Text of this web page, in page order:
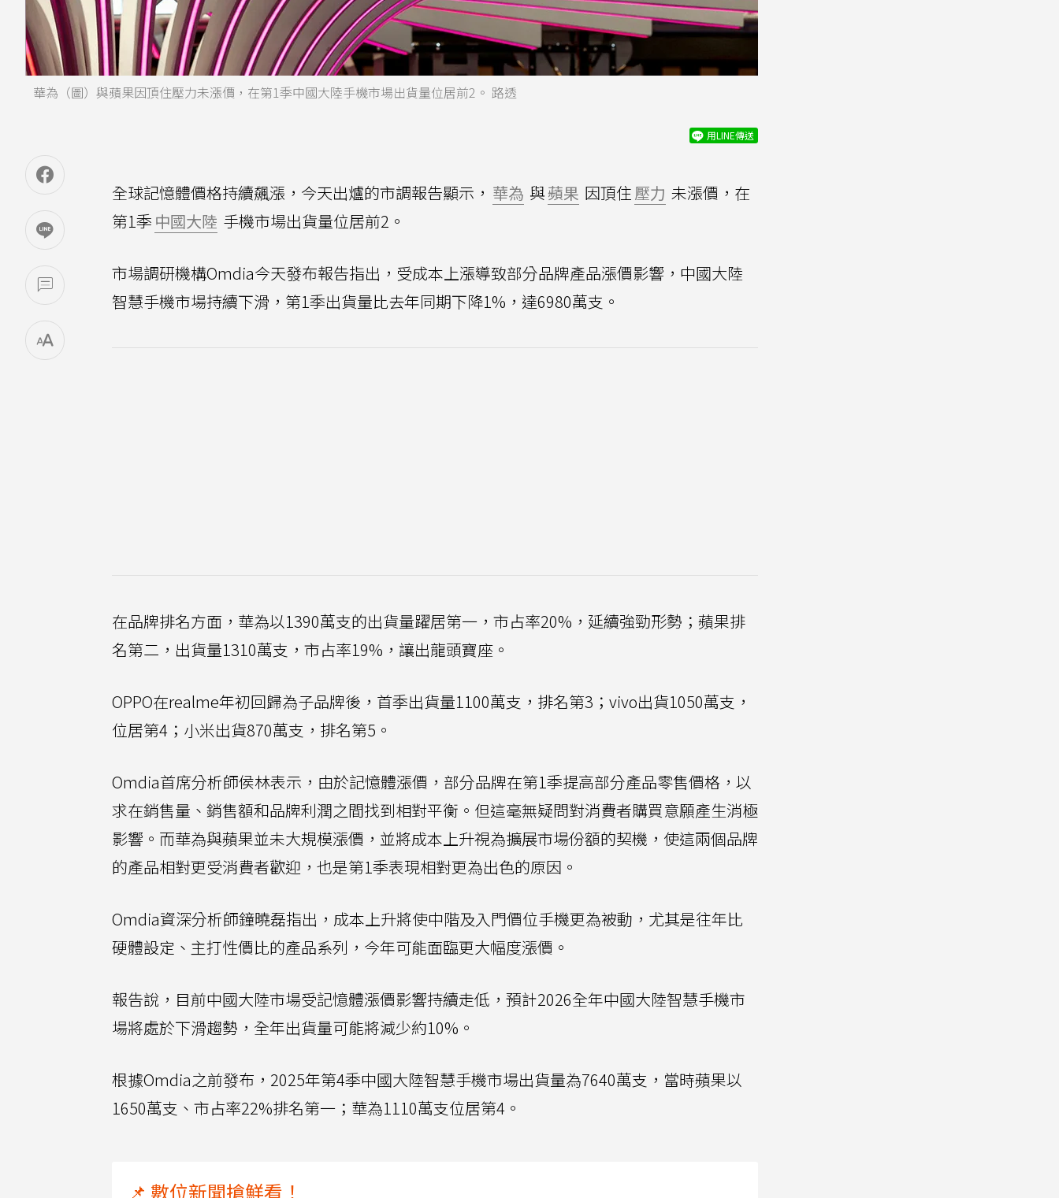
華為（圖）與蘋果因頂住壓力未漲價，在第1季中國大陸手機市場出貨量位居前2。 路透
用LINE傳送
全球記憶體價格持續飆漲，今天出爐的市調報告顯示， 華為 與蘋果 因頂住壓力 未漲價，在
第1季 中國大陸 手機市場出貨量位居前2。
市場調研機構Omdia今天發布報告指出，受成本上漲導致部分品牌產品漲價影響，中國大陸
智慧手機市場持續下滑，第1季出貨量比去年同期下降1%，達6980萬支。
在品牌排名方面，華為以1390萬支的出貨量躍居第一，市占率20%，延續強勁形勢；蘋果排
名第二，出貨量1310萬支，市占率19%，讓出龍頭寶座。
OPPO在realme年初回歸為子品牌後，首季出貨量1100萬支，排名第3；vivo出貨1050萬支，
位居第4；小米出貨870萬支，排名第5。
Omdia首席分析師侯林表示，由於記憶體漲價，部分品牌在第1季提高部分產品零售價格，以
求在銷售量、銷售額和品牌利潤之間找到相對平衡。但這毫無疑問對消費者購買意願產生消極
影響。而華為與蘋果並未大規模漲價，並將成本上升視為擴展市場份額的契機，使這兩個品牌
的產品相對更受消費者歡迎，也是第1季表現相對更為出色的原因。
Omdia資深分析師鐘曉磊指出，成本上升將使中階及入門價位手機更為被動，尤其是往年比
硬體設定、主打性價比的產品系列，今年可能面臨更大幅度漲價。
報告說，目前中國大陸市場受記憶體漲價影響持續走低，預計2026全年中國大陸智慧手機市
場將處於下滑趨勢，全年出貨量可能將減少約10%。
根據Omdia之前發布，2025年第4季中國大陸智慧手機市場出貨量為7640萬支，當時蘋果以
1650萬支、市占率22%排名第一；華為1110萬支位居第4。
📌 數位新聞搶鮮看！